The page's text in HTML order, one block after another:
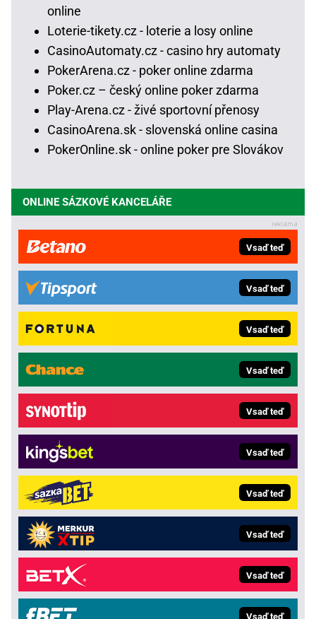
online
Loterie-tikety.cz - loterie a losy online
CasinoAutomaty.cz - casino hry automaty
PokerArena.cz - poker online zdarma
Poker.cz – český online poker zdarma
Play-Arena.cz - živé sportovní přenosy
CasinoArena.sk - slovenská online casina
PokerOnline.sk - online poker pre Slovákov
ONLINE SÁZKOVÉ KANCELÁŘE
Vsaď teď
Vsaď teď
Vsaď teď
Vsaď teď
Vsaď teď
Vsaď teď
Vsaď teď
Vsaď teď
Vsaď teď
Vsaď teď